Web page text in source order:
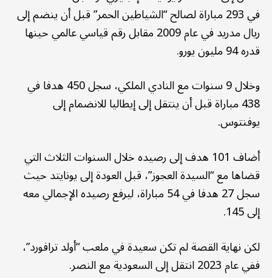
في 293 مباراة لصالح “الشياطين الحمر” قبل أن ينضم إلى
ريال مدريد في عام 2009 مقابل رقم قياسي عالمي حينها
قدره 94 مليون يورو.
وخلال 9 سنوات مع النادي الملكي، سجل 450 هدفا في
438 مباراة قبل أن ينتقل إلى إيطاليا للانضمام إلى
يوفنتوس.
أضاف 101 هدف إلى رصيده خلال السنوات الثلاث التي
قضاها مع “السيدة العجوز”، قبل العودة إلى يونايتد حيث
سجل 27 هدفا في 54 مباراة، ليرفع رصيده الإجمالي معه
إلى 145.
لكن نهاية القصة لم تكن سعيدة في ملعب “أولد ترافورد”،
ففي عام 2023 انتقل إلى السعودية مع النصر.